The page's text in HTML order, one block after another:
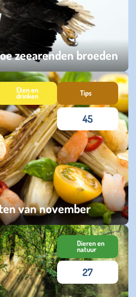
zeearenden broeden
van november
2025
Eten en
drinken Tips
45
Dieren en
natuur
27